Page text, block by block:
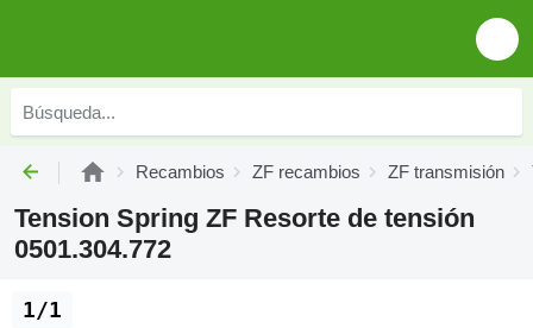
Recambios ZF recambios ZF transmisión
Tension Spring ZF Resorte de tensión
0501.304.772
1/1